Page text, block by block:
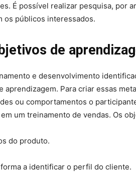
É possível realizar pesquisa, por
os públicos interessados.
de
e desenvolvimento
aprendizagem. Para criar essas
ou comportamentos o
um treinamento de vendas. Os
do produto.
a identificar o perfil do cliente.